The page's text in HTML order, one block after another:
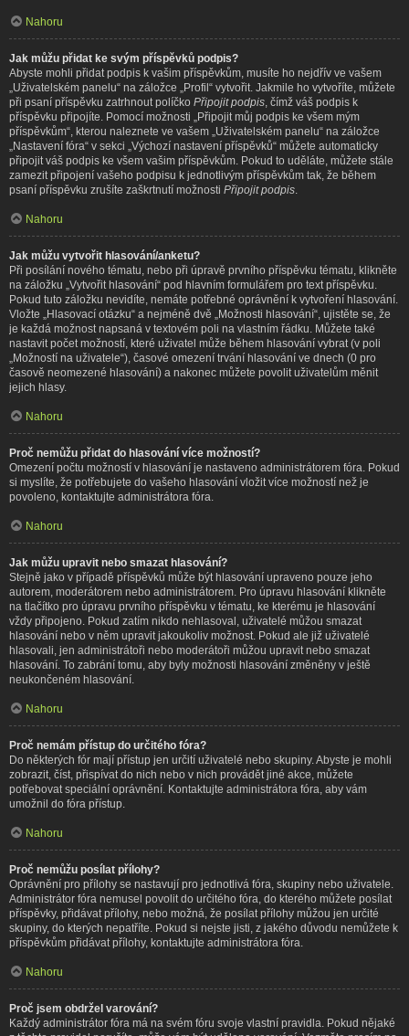
Nahoru
Jak můžu přidat ke svým příspěvků podpis?
Abyste mohli přidat podpis k vašim příspěvkům, musíte ho nejdřív ve vašem
„Uživatelském panelu“ na záložce „Profil“ vytvořit. Jakmile ho vytvoříte, můžete
při psaní příspěvku zatrhnout políčko Připojit podpis , čímž váš podpis k
příspěvku připojíte. Pomocí možnosti „Připojit můj podpis ke všem mým
příspěvkům“, kterou naleznete ve vašem „Uživatelském panelu“ na záložce
„Nastavení fóra“ v sekci „Výchozí nastavení příspěvků“ můžete automaticky
připojit váš podpis ke všem vašim příspěvkům. Pokud to uděláte, můžete stále
zamezit připojení vašeho podpisu k jednotlivým příspěvkům tak, že během
psaní příspěvku zrušíte zaškrtnutí možnosti Připojit podpis
Nahoru
Jak můžu vytvořit hlasování/anketu?
Při posílání nového tématu, nebo při úpravě prvního příspěvku tématu, klikněte
na záložku „Vytvořit hlasování“ pod hlavním formulářem pro text příspěvku.
Pokud tuto záložku nevidíte, nemáte potřebné oprávnění k vytvoření hlasování.
Vložte „Hlasovací otázku“ a nejméně dvě „Možnosti hlasování“, ujistěte se, že
je každá možnost napsaná v textovém poli na vlastním řádku. Můžete také
nastavit počet možností, které uživatel může během hlasování vybrat (v poli
„Možností na uživatele“), časové omezení trvání hlasování ve dnech (0 pro
časově neomezené hlasování) a nakonec můžete povolit uživatelům měnit
jejich hlasy.
Nahoru
Proč nemůžu přidat do hlasování více možností?
Omezení počtu možností v hlasování je nastaveno administrátorem fóra. Pokud
si myslíte, že potřebujete do vašeho hlasování vložit více možností než je
povoleno, kontaktujte administrátora fóra.
Nahoru
Jak můžu upravit nebo smazat hlasování?
Stejně jako v případě příspěvků může být hlasování upraveno pouze jeho
autorem, moderátorem nebo administrátorem. Pro úpravu hlasování klikněte
na tlačítko pro úpravu prvního příspěvku v tématu, ke kterému je hlasování
vždy připojeno. Pokud zatím nikdo nehlasoval, uživatelé můžou smazat
hlasování nebo v něm upravit jakoukoliv možnost. Pokud ale již uživatelé
hlasovali, jen administrátoři nebo moderátoři můžou upravit nebo smazat
hlasování. To zabrání tomu, aby byly možnosti hlasování změněny v ještě
neukončeném hlasování.
Nahoru
Proč nemám přístup do určitého fóra?
Do některých fór mají přístup jen určití uživatelé nebo skupiny. Abyste je mohli
zobrazit, číst, přispívat do nich nebo v nich provádět jiné akce, můžete
potřebovat speciální oprávnění. Kontaktujte administrátora fóra, aby vám
umožnil do fóra přístup.
Nahoru
Proč nemůžu posílat přílohy?
Oprávnění pro přílohy se nastavují pro jednotlivá fóra, skupiny nebo uživatele.
Administrátor fóra nemusel povolit do určitého fóra, do kterého můžete posílat
příspěvky, přidávat přílohy, nebo možná, že posílat přílohy můžou jen určité
skupiny, do kterých nepatříte. Pokud si nejste jisti, z jakého důvodu nemůžete k
příspěvkům přidávat přílohy, kontaktujte administrátora fóra.
Nahoru
Proč jsem obdržel varování?
Každý administrátor fóra má na svém fóru svoje vlastní pravidla. Pokud nějaké